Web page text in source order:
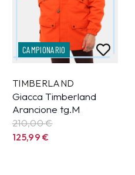
CAMPIONARIO
TIMBERLAND
Giacca Timberland
Arancione tg.M
210,00 €
125,99€